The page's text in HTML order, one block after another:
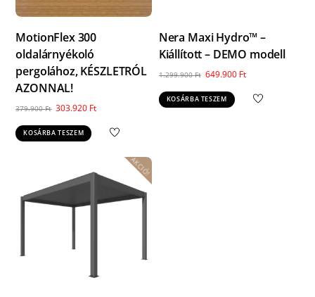
MotionFlex 300
oldalárnyékoló
pergolához, KÉSZLETRÓL
AZONNAL!
379.900Ft Original
price
was:
303.920 FtCurrent
303.920 Ft.
KOSÁRBA TESZEM
Nera Maxi Hydro™ –
Kiállított – DEMO modell
1.299.900Ft Original
price
was:
649.900 FtCurrent
KOSÁRBA TESZEM
AKCIÓ!